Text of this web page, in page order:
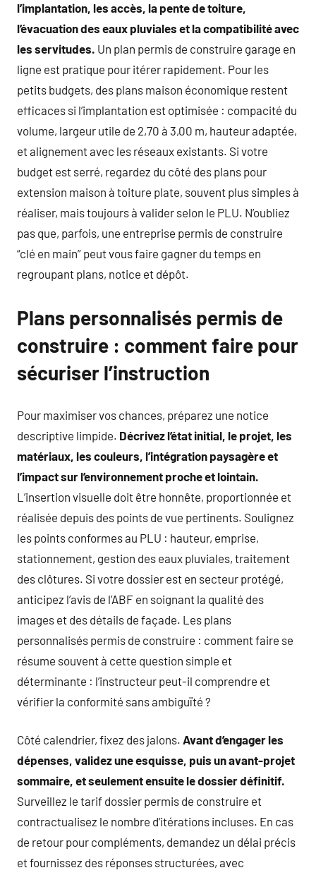
l’implantation, les accès, la pente de toiture,
l’évacuation des eaux pluviales et la compatibilité avec
les servitudes. Un plan permis de construire garage en
ligne est pratique pour itérer rapidement. Pour les
petits budgets, des plans maison économique restent
efficaces si l’implantation est optimisée : compacité du
volume, largeur utile de 2,70 à 3,00 m, hauteur adaptée,
et alignement avec les réseaux existants. Si votre
budget est serré, regardez du côté des plans pour
extension maison à toiture plate, souvent plus simples à
réaliser, mais toujours à valider selon le PLU. N’oubliez
pas que, parfois, une entreprise permis de construire
“clé en main” peut vous faire gagner du temps en
regroupant plans, notice et dépôt.
Plans personnalisés permis de
construire : comment faire pour
sécuriser l’instruction
Pour maximiser vos chances, préparez une notice
descriptive limpide. Décrivez l’état initial, le projet, les
matériaux, les couleurs, l’intégration paysagère et
l’impact sur l’environnement proche et lointain.
L’insertion visuelle doit être honnête, proportionnée et
réalisée depuis des points de vue pertinents. Soulignez
les points conformes au PLU : hauteur, emprise,
stationnement, gestion des eaux pluviales, traitement
des clôtures. Si votre dossier est en secteur protégé,
anticipez l’avis de l’ABF en soignant la qualité des
images et des détails de façade. Les plans
personnalisés permis de construire : comment faire se
résume souvent à cette question simple et
déterminante : l’instructeur peut-il comprendre et
vérifier la conformité sans ambiguïté ?
Côté calendrier, fixez des jalons. Avant d’engager les
dépenses, validez une esquisse, puis un avant-projet
sommaire, et seulement ensuite le dossier définitif.
Surveillez le tarif dossier permis de construire et
contractualisez le nombre d’itérations incluses. En cas
de retour pour compléments, demandez un délai précis
et fournissez des réponses structurées, avec